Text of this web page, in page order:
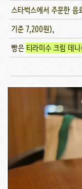
스타벅스에서 주문한 음
기준 7,200원),
빵은 티라미수 크림 데니